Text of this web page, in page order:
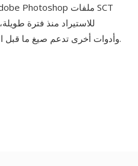
للاستيراد منذ فترة
ImageMagick وXnView وأدوات أخرى تدعم صيغ ما قبل الطباعة.